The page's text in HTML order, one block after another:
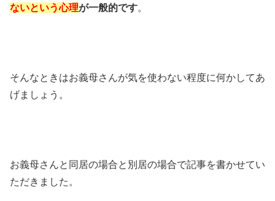
ないという心理が一般的です。
そんなときはお義母さんが気を使わない程度に何かしてあ
げましょう。
お義母さんと同居の場合と別居の場合で記事を書かせてい
ただきました。